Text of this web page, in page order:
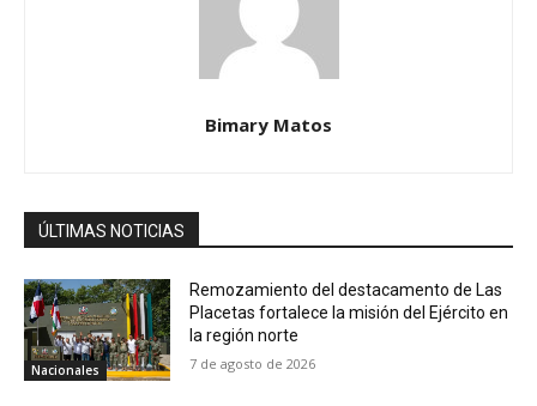
Bimary Matos
ÚLTIMAS NOTICIAS
Nacionales
Remozamiento del destacamento de Las
Placetas fortalece la misión del Ejército en
la región norte
7 de agosto de 2026